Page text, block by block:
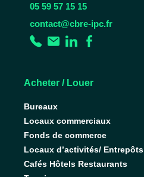
05 59 57 15 15
contact@cbre-ipc.fr
Acheter / Louer
Bureaux
Locaux commerciaux
Fonds de commerce
Locaux d’activités/ Entrepôts
Cafés Hôtels Restaurants